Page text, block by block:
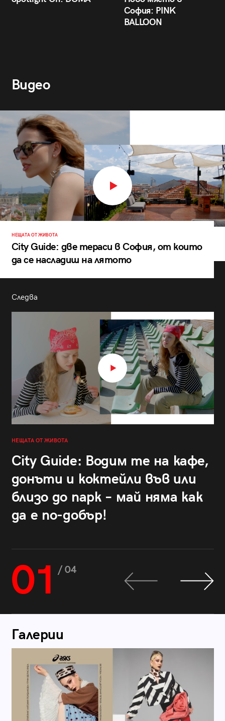
София: PINK
BALLOON
Видео
НЕЩАТА ОТ ЖИВОТА
City Guide: две тераси в София, от които
да се насладиш на лятото
Следва
НЕЩАТА ОТ ЖИВОТА
City Guide: Водим те на кафе,
донъти и коктейли във или
близо до парк – май няма как
да е по-добър!
01 / 04
Галерии